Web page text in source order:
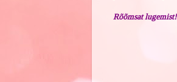
Rõõmsat lugemist!